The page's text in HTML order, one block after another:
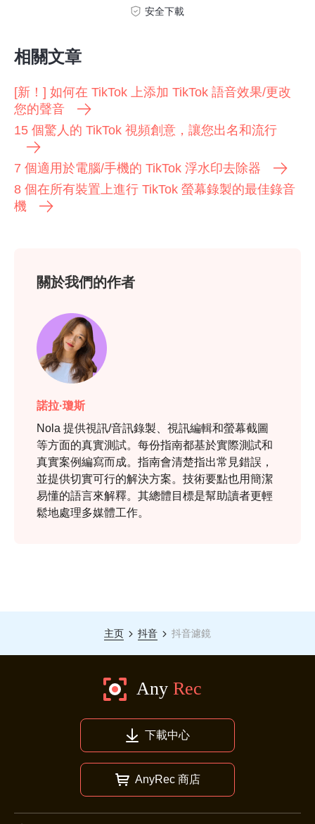
安全下載
相關文章
[新！] 如何在 TikTok 上添加 TikTok 語音效果/更改
您的聲音
15 個驚人的 TikTok 視頻創意，讓您出名和流行
7 個適用於電腦/手機的 TikTok 浮水印去除器
8 個在所有裝置上進行 TikTok 螢幕錄製的最佳錄音
機
關於我們的作者
諾拉·瓊斯
Nola 提供視訊/音訊錄製、視訊編輯和螢幕截圖
等方面的真實測試。每份指南都基於實際測試和
真實案例編寫而成。指南會清楚指出常見錯誤，
並提供切實可行的解決方案。技術要點也用簡潔
易懂的語言來解釋。其總體目標是幫助讀者更輕
鬆地處理多媒體工作。
主页 抖音 抖音濾鏡
下載中心
AnyRec 商店